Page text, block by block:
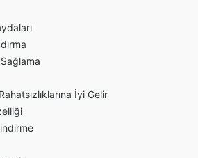
İyi Gelir